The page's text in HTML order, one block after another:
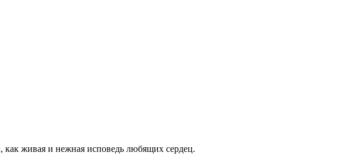
живая и нежная исповедь любящих сердец.